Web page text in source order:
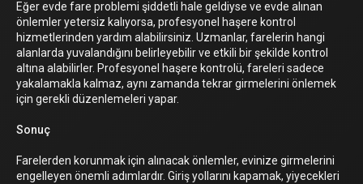
Eğer evde fare problemi şiddetli hale geldiyse ve evde alınan
önlemler yetersiz kalıyorsa, profesyonel haşere kontrol
hizmetlerinden yardım alabilirsiniz. Uzmanlar, farelerin hangi
alanlarda yuvalandığını belirleyebilir ve etkili bir şekilde kontrol
altına alabilirler. Profesyonel haşere kontrolü, fareleri sadece
yakalamakla kalmaz, aynı zamanda tekrar girmelerini önlemek
için gerekli düzenlemeleri yapar.
Sonuç
Farelerden korunmak için alınacak önlemler, evinize girmelerini
engelleyen önemli adımlardır. Giriş yollarını kapamak, yiyecekleri